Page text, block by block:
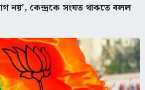
নয়’, কেন্দ্রকে সংযত থাকতে বলল